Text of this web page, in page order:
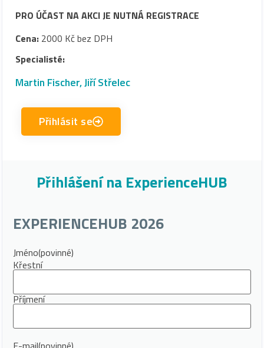
PRO ÚČAST NA AKCI JE NUTNÁ REGISTRACE
Cena: 2000 Kč bez DPH
Specialisté:
Martin Fischer,Jiří Střelec
Přihlásit se
Přihlášení na ExperienceHUB
EXPERIENCEHUB 2026
Jméno(povinné)
Křestní
Příjmení